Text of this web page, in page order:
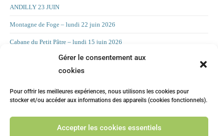
Gérer le consentement aux
cookies
Pour offrir les meilleures expériences, nous utilisons les cookies pour
stocker et/ou accéder aux informations des appareils (cookies fonctionnels).
Accepter les cookies essentiels
ANDILLY 23 JUIN
Montagne de Foge – lundi 22 juin 2026
Cabane du Petit Pâtre – lundi 15 juin 2026
La Croix d’Allant – lundi 8 juin 2026
LA CHAMBOTTE
CHILLY 19 MAI Suite